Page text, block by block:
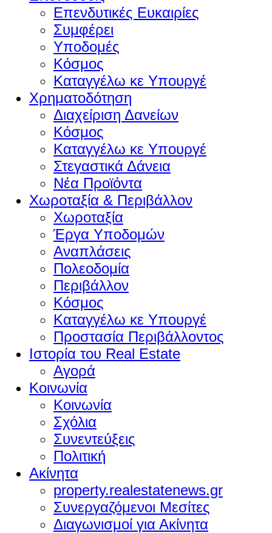
Επενδυτικές Ευκαιρίες
Συμφέρει
Υποδομές
Κόσμος
Καταγγέλω κε Υπουργέ
Χρηματοδότηση
Διαχείριση Δανείων
Κόσμος
Καταγγέλω κε Υπουργέ
Στεγαστικά Δάνεια
Νέα Προϊόντα
Χωροταξία & Περιβάλλον
Χωροταξία
Έργα Υποδομών
Αναπλάσεις
Πολεοδομία
Περιβάλλον
Κόσμος
Καταγγέλω κε Υπουργέ
Προστασία Περιβάλλοντος
Ιστορία του Real Estate
Αγορά
Κοινωνία
Κοινωνία
Σχόλια
Συνεντεύξεις
Πολιτική
Ακίνητα
property.realestatenews.gr
Συνεργαζόμενοι Μεσίτες
Διαγωνισμοί για Ακίνητα